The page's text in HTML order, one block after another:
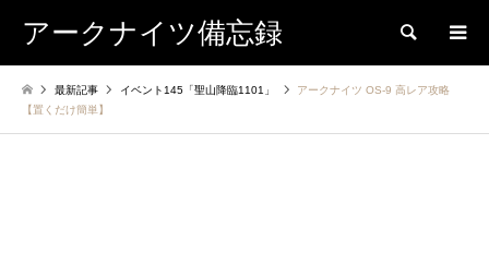
アークナイツ備忘録 検索
最新記事 イベント145「聖山降臨1101」
アークナイツ OS-9 高レア攻略
【置くだけ簡単】